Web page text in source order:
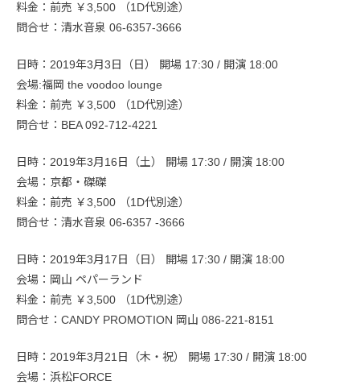
料金：前売 ￥3,500 （1D代別途）
問合せ：清水音泉 06-6357-3666
日時：2019年3月3日（日） 開場 17:30 / 開演 18:00
会場:福岡 the voodoo lounge
料金：前売 ￥3,500 （1D代別途）
問合せ：BEA 092-712-4221
日時：2019年3月16日（土） 開場 17:30 / 開演 18:00
会場：京都・磔磔
料金：前売 ￥3,500 （1D代別途）
問合せ：清水音泉 06-6357 -3666
日時：2019年3月17日（日） 開場 17:30 / 開演 18:00
会場：岡山 ペパーランド
料金：前売 ￥3,500 （1D代別途）
問合せ：CANDY PROMOTION 岡山 086-221-8151
日時：2019年3月21日（木・祝） 開場 17:30 / 開演 18:00
会場：浜松FORCE